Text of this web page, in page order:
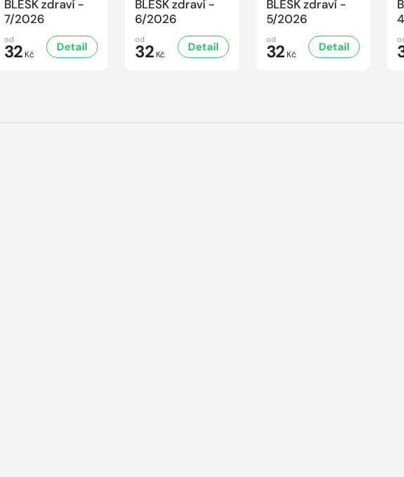
BLESK zdraví -
7/2026
od
32 Kč
Detail
BLESK zdraví -
6/2026
od
32 Kč
Detail
BLESK zdraví -
5/2026
od
32 Kč
Detail